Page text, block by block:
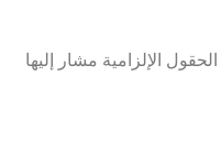
الحقول الإلزامية مشار إليها